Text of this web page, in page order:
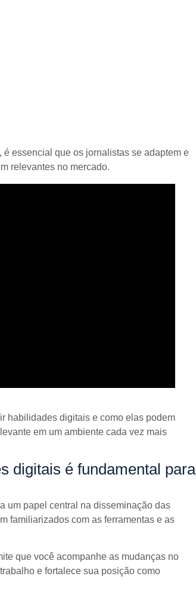
, é essencial que os jornalistas se adaptem e
relevantes no mercado.
habilidades digitais e como elas podem
em um ambiente cada vez mais
digitais é fundamental para
um papel central na disseminação das
familiarizados com as ferramentas e as
que você acompanhe as mudanças no
e fortalece sua posição como